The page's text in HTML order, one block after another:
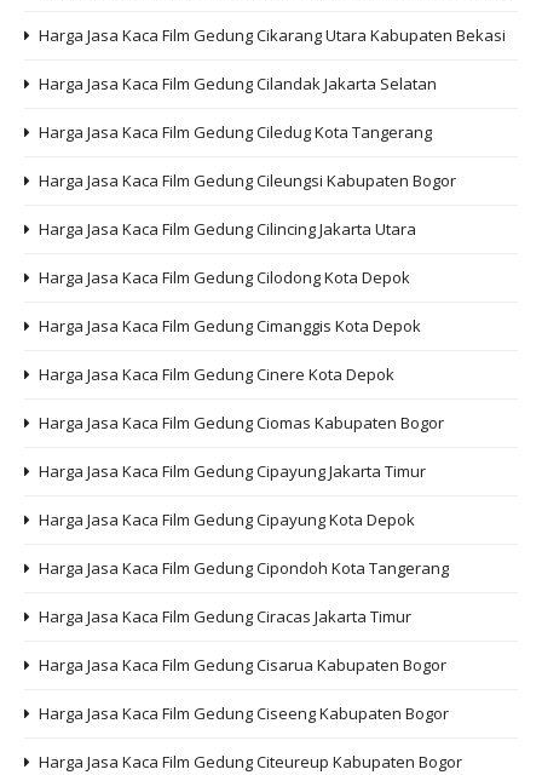
Harga Jasa Kaca Film Gedung Cikarang Utara Kabupaten Bekasi
Harga Jasa Kaca Film Gedung Cilandak Jakarta Selatan
Harga Jasa Kaca Film Gedung Ciledug Kota Tangerang
Harga Jasa Kaca Film Gedung Cileungsi Kabupaten Bogor
Harga Jasa Kaca Film Gedung Cilincing Jakarta Utara
Harga Jasa Kaca Film Gedung Cilodong Kota Depok
Harga Jasa Kaca Film Gedung Cimanggis Kota Depok
Harga Jasa Kaca Film Gedung Cinere Kota Depok
Harga Jasa Kaca Film Gedung Ciomas Kabupaten Bogor
Harga Jasa Kaca Film Gedung Cipayung Jakarta Timur
Harga Jasa Kaca Film Gedung Cipayung Kota Depok
Harga Jasa Kaca Film Gedung Cipondoh Kota Tangerang
Harga Jasa Kaca Film Gedung Ciracas Jakarta Timur
Harga Jasa Kaca Film Gedung Cisarua Kabupaten Bogor
Harga Jasa Kaca Film Gedung Ciseeng Kabupaten Bogor
Harga Jasa Kaca Film Gedung Citeureup Kabupaten Bogor